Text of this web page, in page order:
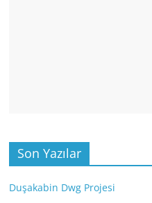
Son Yazılar
Duşakabin Dwg Projesi